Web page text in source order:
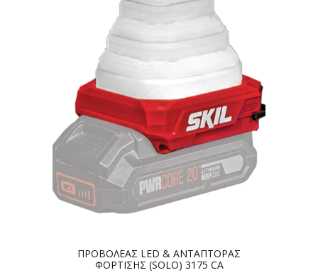
ΠΡΟΒΟΛΕΑΣ LED & ΑΝΤΑΠΤΟΡΑΣ
ΦΟΡΤΙΣΗΣ (SOLO) 3175 CA